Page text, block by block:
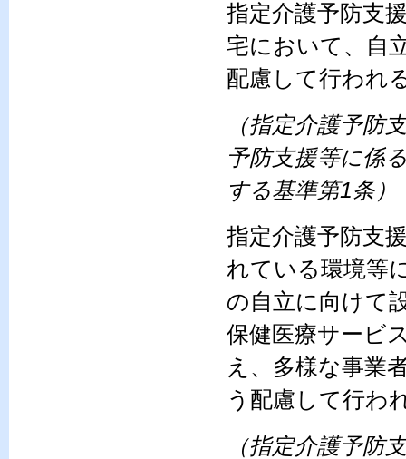
指定介護予防支
宅において、自
配慮して行われ
（指定介護予防
予防支援等に係
する基準第1条）
指定介護予防支
れている環境等
の自立に向けて
保健医療サービ
え、多様な事業
う配慮して行わ
（指定介護予防